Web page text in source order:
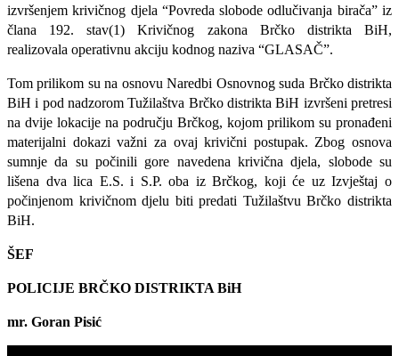
izvršenjem krivičnog djela “Povreda slobode odlučivanja birača” iz
člana 192. stav(1) Krivičnog zakona Brčko distrikta BiH,
realizovala operativnu akciju kodnog naziva “GLASAČ”.
Tom prilikom su na osnovu Naredbi Osnovnog suda Brčko distrikta
BiH i pod nadzorom Tužilaštva Brčko distrikta BiH izvršeni pretresi
na dvije lokacije na području Brčkog, kojom prilikom su pronađeni
materijalni dokazi važni za ovaj krivični postupak. Zbog osnova
sumnje da su počinili gore navedena krivična djela, slobode su
lišena dva lica E.S. i S.P. oba iz Brčkog, koji će uz Izvještaj o
počinjenom krivičnom djelu biti predati Tužilaštvu Brčko distrikta
BiH.
ŠEF
POLICIJE BRČKO DISTRIKTA BiH
mr. Goran Pisić